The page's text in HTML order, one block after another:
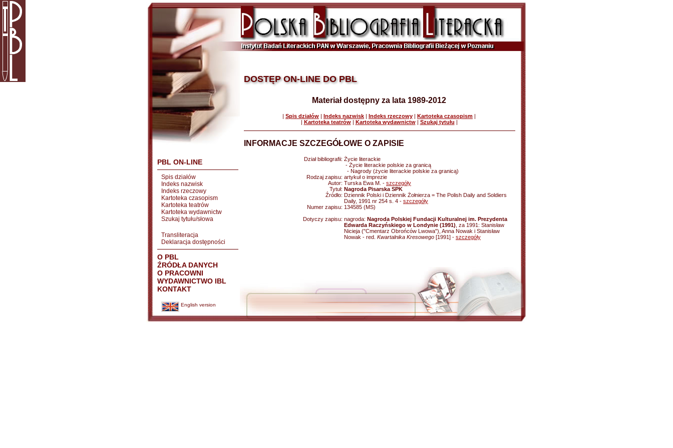
PBL ON-LINE
Spis działów
Indeks nazwisk
Indeks rzeczowy
Kartoteka czasopism
Kartoteka teatrów
Kartoteka wydawnictw
Szukaj tytułu/słowa
Transliteracja
Deklaracja dostępności
O PBL
ŹRÓDŁA DANYCH
O PRACOWNI
WYDAWNICTWO IBL
KONTAKT
English version
DOSTĘP ON-LINE DO PBL
Materiał dostępny za lata 1989-2012
| Spis działów | Indeks nazwisk | Indeks rzeczowy | Kartoteka czasopism |
| Kartoteka teatrów| Kartoteka wydawnictw| Szukaj tytułu |
INFORMACJE SZCZEGÓŁOWE O ZAPISIE
Dział bibliografii: Życie literackie
- Życie literackie polskie za granicą
- Nagrody (życie literackie polskie za granicą)
Rodzaj zapisu: artykuł o imprezie
Autor: Turska Ewa M. - szczegóły
Tytuł: Nagroda Pisarska SPK
Źródło: Dziennik Polski i Dziennik Żołnierza = The Polish Daily and Soldiers
Daily, 1991 nr 254 s. 4 - szczegóły
Numer zapisu: 134585 (MS)
Dotyczy zapisu: nagroda: Nagroda Polskiej Fundacji Kulturalnej im. Prezydenta
Edwarda Raczyńskiego w Londynie (1991) , za 1991: Stanisław
Nicieja ("Cmentarz Obrońców Lwowa"), Anna Nowak i Stanisław
Nowak - red. Kwartalnika Kresowego [1991] - szczegóły